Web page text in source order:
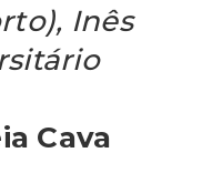
Inês
Cava